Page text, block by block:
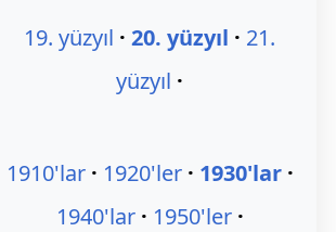
19. yüzyıl 20. yüzyıl
21.
yüzyıl
1910'lar 1920'ler
1930'lar
1940'lar
1950'ler